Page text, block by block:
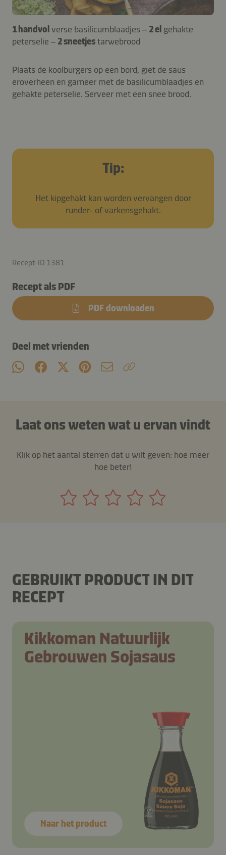
1 handvol verse basilicumblaadjes – 2 el gehakte
peterselie – 2 sneetjestarwebrood
Plaats de koolburgers op een bord, giet de saus
eroverheen en garneer met de basilicumblaadjes en
gehakte peterselie. Serveer met een snee brood.
Tip:
Het kipgehakt kan worden vervangen door
runder- of varkensgehakt.
Recept-ID 1381
Recept als PDF
PDF downloaden
Deel met vrienden
Laat ons weten wat u ervan vindt
Klik op het aantal sterren dat u wilt geven: hoe meer
hoe beter!
GEBRUIKT PRODUCT IN DIT
RECEPT
Kikkoman Natuurlijk
Gebrouwen Sojasaus
Naar het product